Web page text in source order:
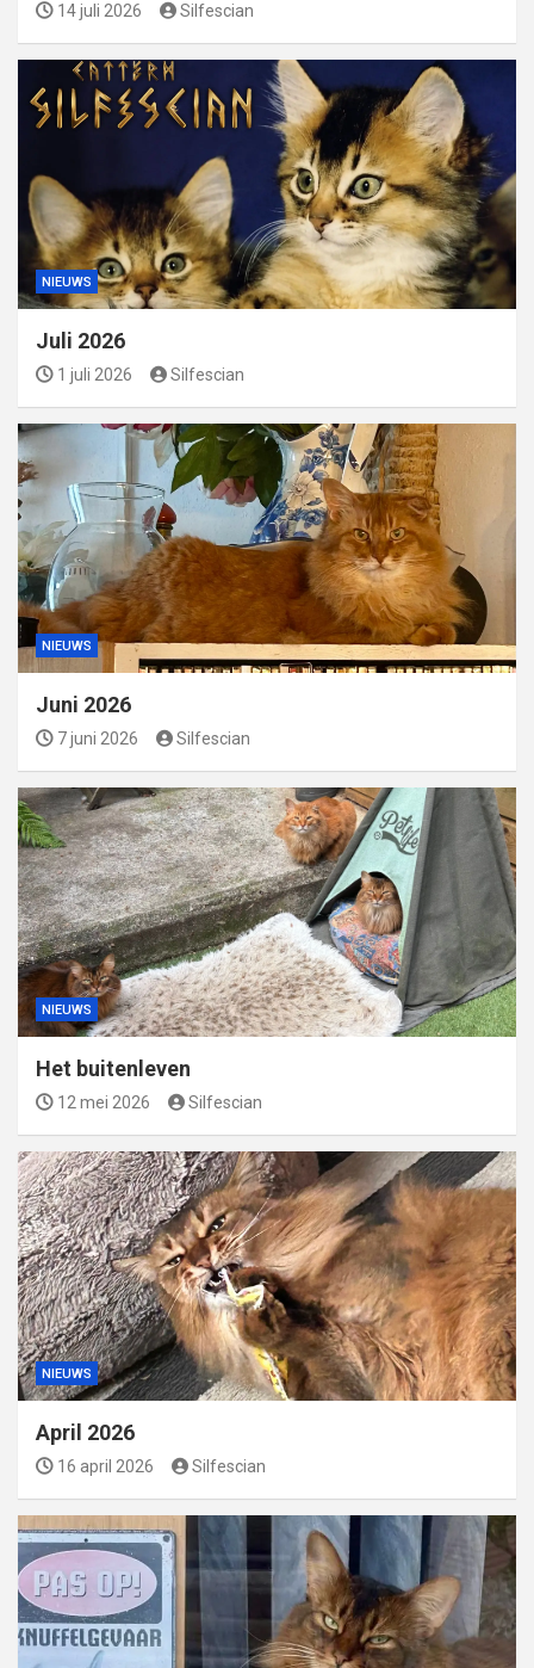
14 juli 2026 Silfescian
NIEUWS
Juli 2026
1 juli 2026 Silfescian
NIEUWS
Juni 2026
7 juni 2026 Silfescian
NIEUWS
Het buitenleven
12 mei 2026 Silfescian
NIEUWS
April 2026
16 april 2026 Silfescian